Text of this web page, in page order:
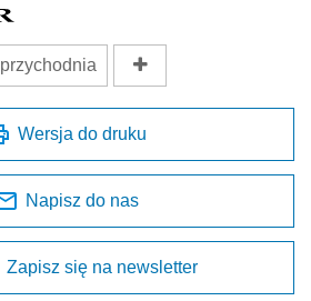
przychodnia
Wersja do druku
Napisz do nas
Zapisz się na newsletter